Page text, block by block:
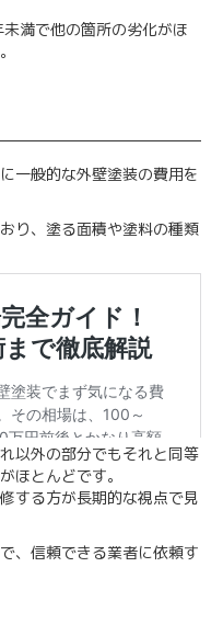
満で他の箇所の劣化がほ
一般的な外壁塗装の費用を
り、塗る面積や塗料の種類
以外の部分でもそれと同等
ほとんどです。
する方が長期的な視点で見
、信頼できる業者に依頼す